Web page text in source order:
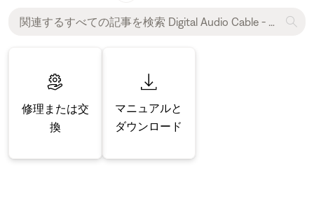
修理または交
換
マニュアルと
ダウンロード